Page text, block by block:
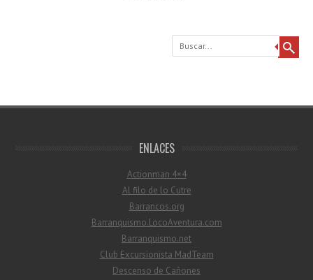
Buscar
ENLACES
Actionman 4×4
Al filo de lo Cutre
Barrancos.org
Barranquismo.LocoAventura.com
Barranquismo.net
Club Excursionista MadTeam
Descenso de Cañones